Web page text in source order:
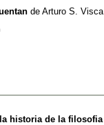
de Arturo S. Visca
historia de la filosofia